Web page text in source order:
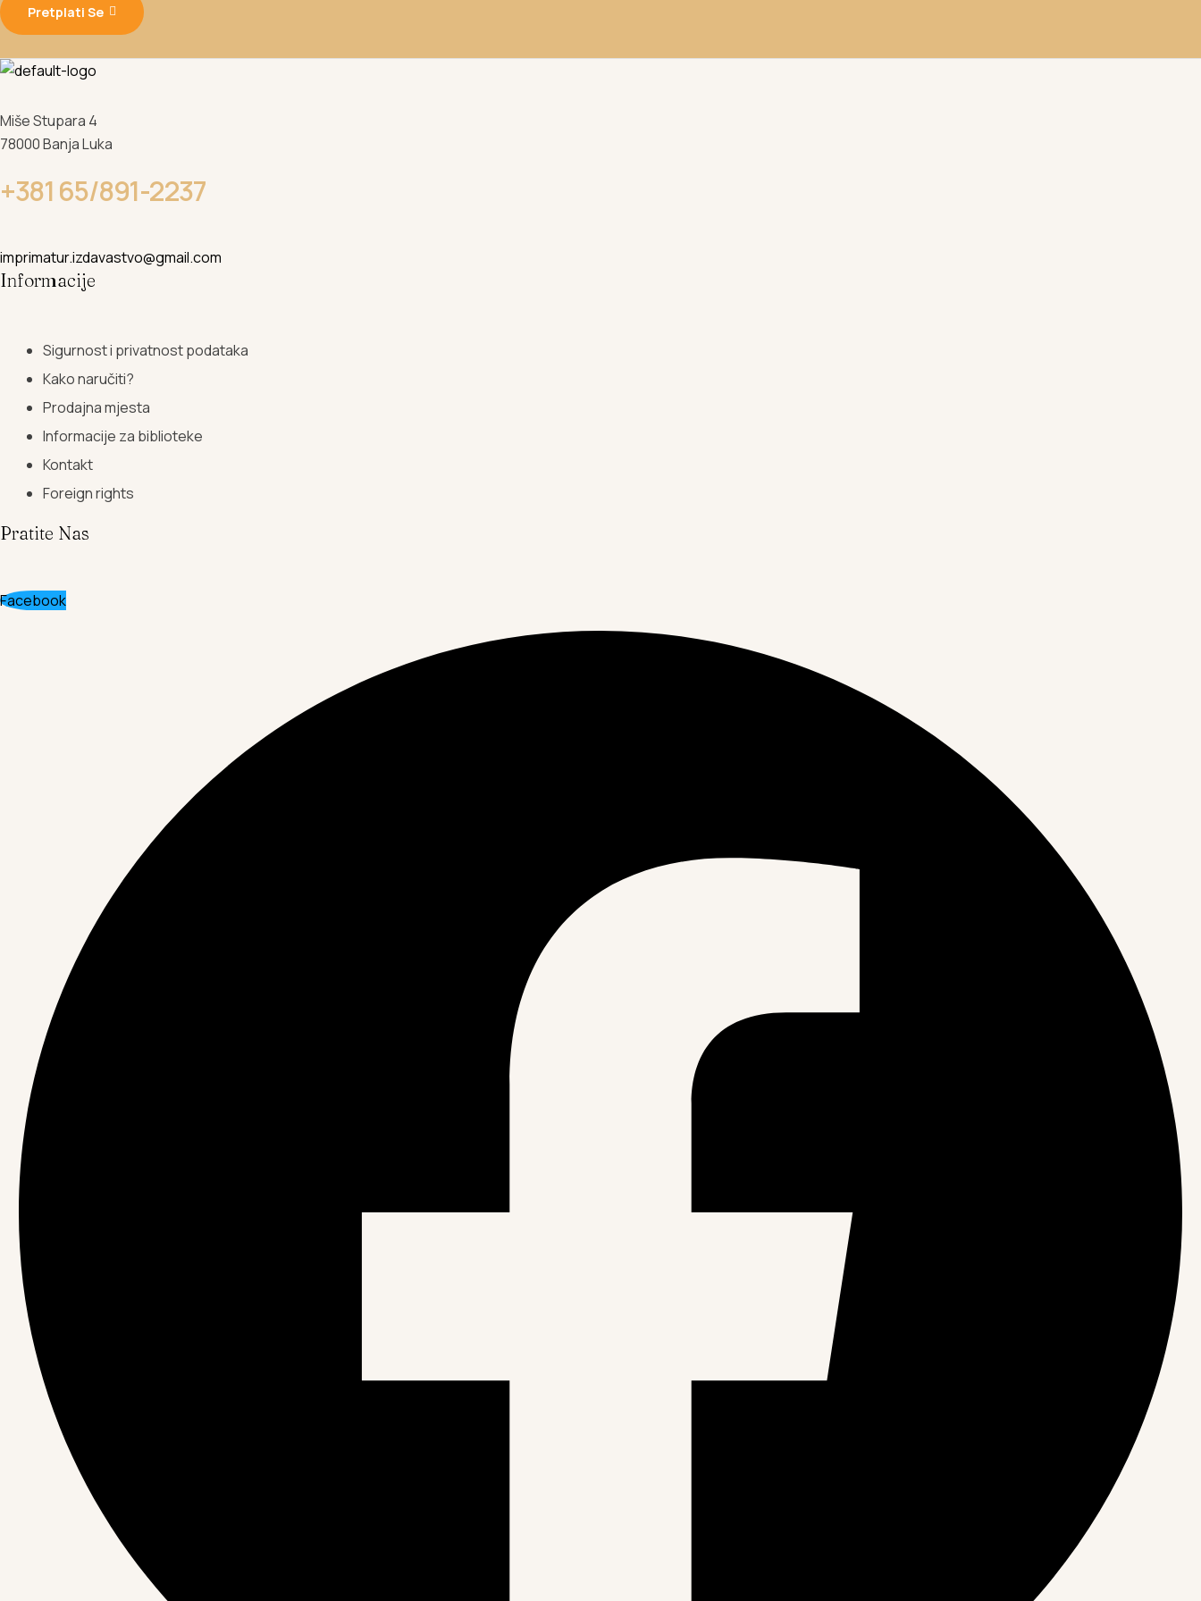
Pretplati Se
Miše Stupara 4
78000 Banja Luka
+381 65/891-2237
imprimatur.izdavastvo@gmail.com
Informacije
Sigurnost i privatnost podataka
Kako naručiti?
Prodajna mjesta
Informacije za biblioteke
Kontakt
Foreign rights
Pratite Nas
Facebook